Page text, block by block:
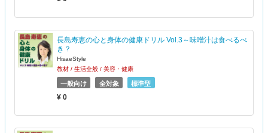
長島寿恵の心と身体の健康ドリル Vol.3～味噌汁は食べるべ
き？
HisaeStyle
教材 / 生活全般 / 美容・健康
一般向け 全対象 標準型
¥ 0